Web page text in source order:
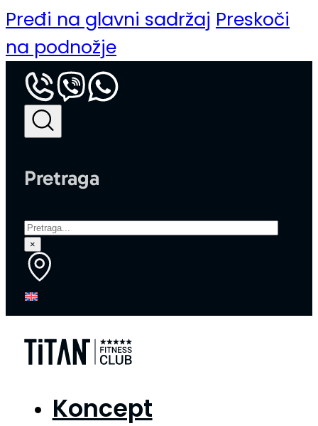
Pređi na glavni sadržaj Preskoči
na podnožje
Pretraga
Pretraga
×
Koncept